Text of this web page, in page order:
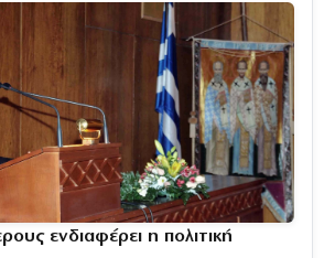
ενδιαφέρει η πολιτική